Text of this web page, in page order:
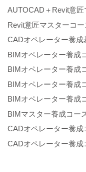
AUTOCAD＋Revit意匠
Revit意匠マスターコー
CADオペレーター養成
BIMオペレーター養成
BIMオペレーター養成
BIMオペレーター養成
BIMオペレーター養成
BIMマスター養成コー
CADオペレーター養成
CADオペレーター養成